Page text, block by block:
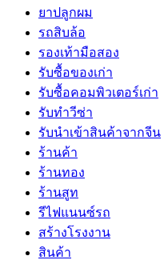
ยาปลูกผม
รถสิบล้อ
รองเท้ามือสอง
รับซื้อของเก่า
รับซื้อคอมพิวเตอร์เก่า
รับทำวีซ่า
รับนำเข้าสินค้าจากจีน
ร้านค้า
ร้านทอง
ร้านสูท
รีไฟแนนซ์รถ
สร้างโรงงาน
สินค้า